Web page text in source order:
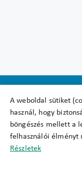
A weboldal sütiket
használ, hogy
böngészés mellett a
felhasználói élményt
Részletek